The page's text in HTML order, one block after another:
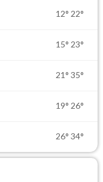
12° 22°
15° 23°
21° 35°
19° 26°
26° 34°